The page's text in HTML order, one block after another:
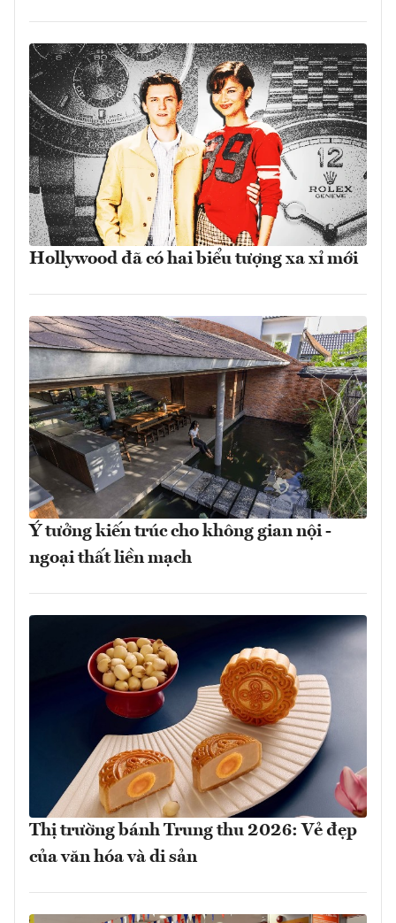
Hollywood đã có hai biểu tượng xa xỉ mới
Ý tưởng kiến trúc cho không gian nội -
ngoại thất liền mạch
Thị trường bánh Trung thu 2026: Vẻ đẹp
của văn hóa và di sản